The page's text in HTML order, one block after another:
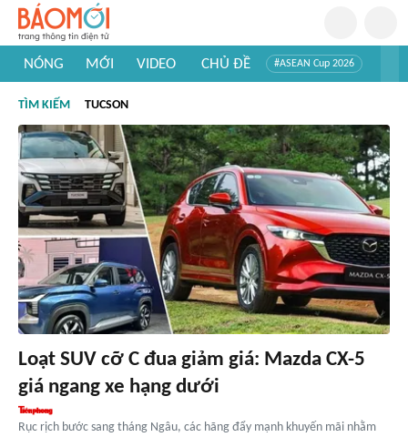
NÓNG MỚI VIDEO CHỦ ĐỀ #ASEAN Cup 2026
#Khám phá thế giới
TÌM KIẾM TUCSON
Loạt SUV cỡ C đua giảm giá: Mazda CX-5
giá ngang xe hạng dưới
Rục rịch bước sang tháng Ngâu, các hãng đẩy mạnh khuyến mãi nhằm